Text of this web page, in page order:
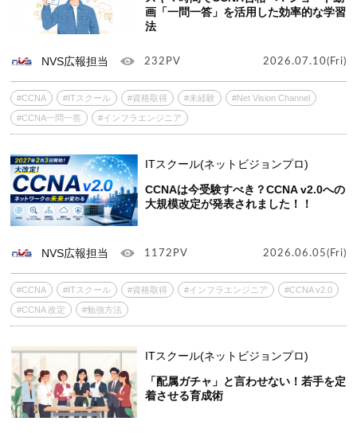
画「一問一答」を活用した効率的な学習
法
NVS広報担当 232PV 2026.07.10(Fri)
#CCNA #ITスクール #資格取得 #未経験 #Net Vision Channel
#CCNA一問一答 #インフラエンジニア
ITスクール(ネットビジョンプロ)
CCNAは今受験すべき？CCNA v2.0への
大規模改定が発表されました！！
NVS広報担当 1172PV 2026.06.05(Fri)
#CCNA #ITスクール #資格取得 #インフラエンジニア #CCNA v2.0
#CCNA 改定 #勉強方法
ITスクール(ネットビジョンプロ)
「配属ガチャ」と言わせない！若手を定
着させる育成術